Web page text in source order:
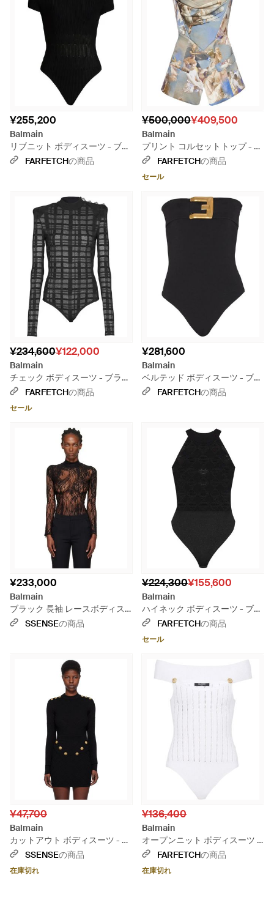
¥255,200
Balmain
リブニット ボディスーツ - ブラ
ックFARFETCHの商品
¥500,000¥409,500
Balmain
プリント コルセットトップ - ブ
ルーFARFETCHの商品
セール
¥234,600¥122,000
Balmain
チェック ボディスーツ - ブラッ
ク
FARFETCHの商品
セール
¥281,600
Balmain
ベルテッド ボディスーツ - ブラ
ックFARFETCHの商品
¥233,000
Balmain
ブラック 長袖 レースボディス
ーツSSENSEの商品
¥224,300¥155,600
Balmain
ハイネック ボディスーツ - ブラ
ックFARFETCHの商品
セール
¥47,700
Balmain
カットアウト ボディスーツ - ブ
ラックSSENSEの商品
在庫切れ
¥136,400
Balmain
オープンニット ボディスーツ -
ホワイトFARFETCHの商品
在庫切れ